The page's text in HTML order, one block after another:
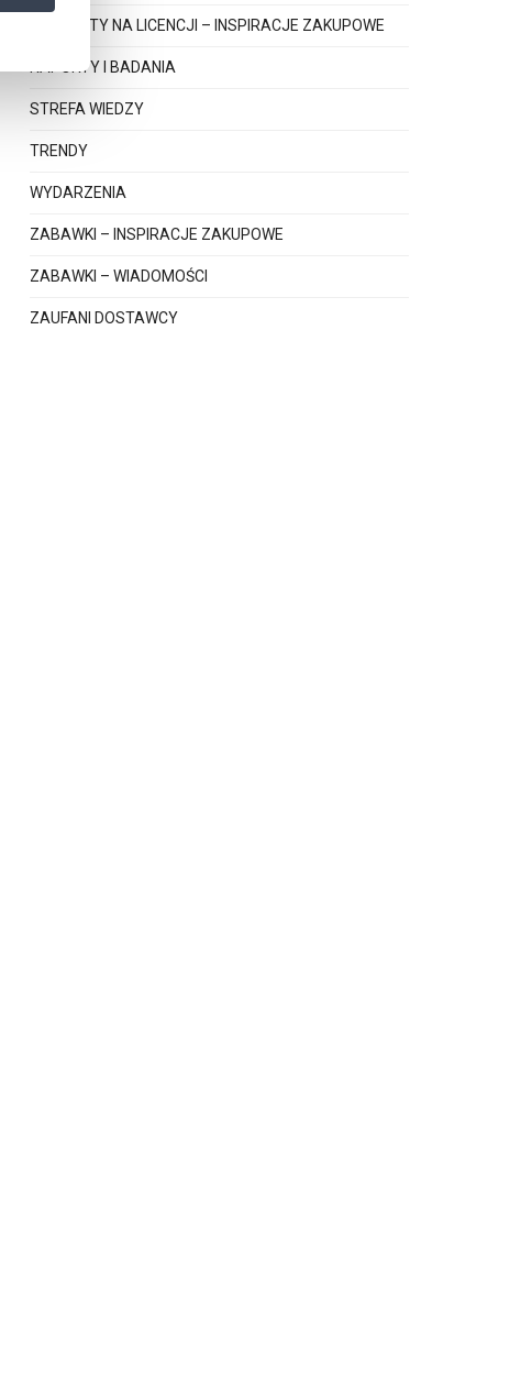
PRODUKTY NA LICENCJI – INSPIRACJE ZAKUPOWE
RAPORTY I BADANIA
STREFA WIEDZY
TRENDY
WYDARZENIA
ZABAWKI – INSPIRACJE ZAKUPOWE
ZABAWKI – WIADOMOŚCI
ZAUFANI DOSTAWCY